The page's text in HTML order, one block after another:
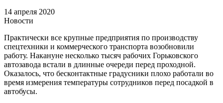
14 апреля 2020
Новости
Практически все крупные предприятия по производству
спецтехники и коммерческого транспорта возобновили
работу. Накануне несколько тысяч рабочих Горьковского
автозавода встали в длинные очереди перед проходной.
Оказалось, что бесконтактные градусники плохо работали во
время измерения температуры сотрудников перед посадкой в
автобусы.